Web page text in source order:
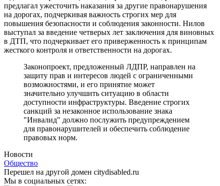
предлагал ужесточить наказания за другие правонарушения
на дорогах, подчеркивая важность строгих мер для
повышения безопасности и соблюдения законности. Нилов
выступал за введение четверых лет заключения для виновных
в ДТП, что подчеркивает его приверженность к принципам
жесткого контроля и ответственности на дорогах.
Законопроект, предложенный ЛДПР, направлен на
защиту прав и интересов людей с ограниченными
возможностями, и его принятие может
значительно улучшить ситуацию в области
доступности инфраструктуры. Введение строгих
санкций за незаконное использование знака
"Инвалид" должно послужить предупреждением
для правонарушителей и обеспечить соблюдение
правовых норм.
Новости
Общество
Перешел на другой домен citydisabled.ru
Мы в социальных сетях: